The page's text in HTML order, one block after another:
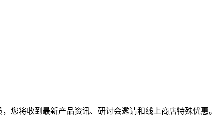
您将收到最新产品资讯、研讨会邀请和线上商店特殊优惠。